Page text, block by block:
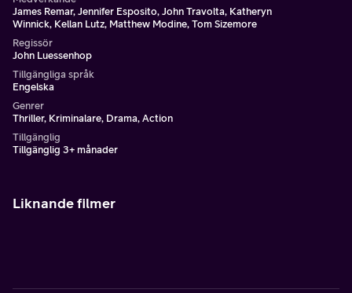
James Remar, Jennifer Esposito, John Travolta, Katheryn
Winnick, Kellan Lutz, Matthew Modine, Tom Sizemore
Regissör
John Luessenhop
Tillgängliga språk
Engelska
Genrer
Thriller, Kriminalare, Drama, Action
Tillgänglig
Tillgänglig 3+ månader
Liknande filmer